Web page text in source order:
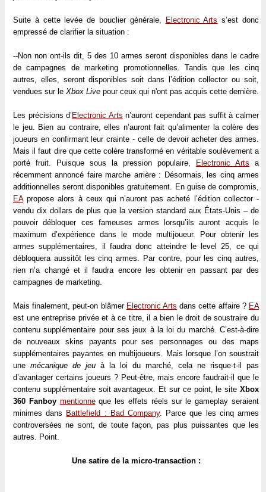
Suite à cette levée de bouclier générale, Electronic Arts s’est donc
empressé de clarifier la situation :
--Non non ont-ils dit, 5 des 10 armes seront disponibles dans le cadre
de campagnes de marketing promotionnelles. Tandis que les cinq
autres, elles, seront disponibles soit dans l’édition collector ou soit,
vendues sur le Xbox Live pour ceux qui n'ont pas acquis cette dernière.
Les précisions d’ Electronic Arts n’auront cependant pas suffit à calmer
le jeu. Bien au contraire, elles n’auront fait qu’alimenter la colère des
joueurs en confirmant leur crainte - celle de devoir acheter des armes.
Mais il faut dire que cette colère transformé en véritable soulèvement a
porté fruit. Puisque sous la pression populaire,
Electronic Arts a
récemment annoncé faire marche arrière : Désormais, les cinq armes
additionnelles seront disponibles gratuitement. En guise de compromis,
EApropose alors à ceux qui n’auront pas acheté l’édition collector -
vendu dix dollars de plus que la version standard aux États-Unis – de
pouvoir débloquer ces fameuses armes lorsqu’ils auront acquis le
maximum d’expérience dans le mode multijoueur. Pour obtenir les
armes supplémentaires, il faudra donc atteindre le level 25, ce qui
débloquera aussitôt les cinq armes. Par contre, pour les cinq autres,
rien n’a changé et il faudra encore les obtenir en passant par des
campagnes de marketing.
Mais finalement, peut-on blâmer Electronic Arts dans cette affaire ? EA
est une entreprise privée et à ce titre, il a bien le droit de soustraire du
contenu supplémentaire pour ses jeux à la loi du marché. C’est-à-dire
de nouveaux skins payants pour ses personnages ou des maps
supplémentaires payantes en multijoueurs. Mais lorsque l’on soustrait
une mécanique de jeu à la loi du marché, cela ne risque-t-il pas
d’avantager certains joueurs ? Peut-être, mais encore faudrait-il que le
contenu supplémentaire soit avantageux. Et sur ce point, le site Xbox
360 Fanboy mentionneque les effets réels sur le gameplay seraient
minimes dans Battlefield : Bad Company. Parce que les cinq armes
controversées ne sont, de toute façon, pas plus puissantes que les
autres. Point.
Une satire de la micro-transaction :